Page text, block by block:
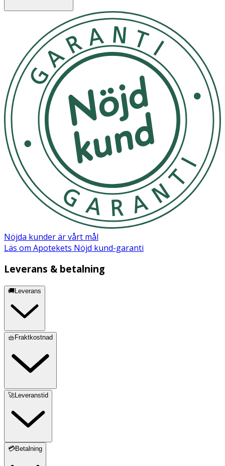
Nöjda kunder är vårt mål
Läs om Apotekets Nöjd kund-garanti
Leverans & betalning
🚚Leverans
🧺Fraktkostnad
🚀Leveranstid
💳Betalning